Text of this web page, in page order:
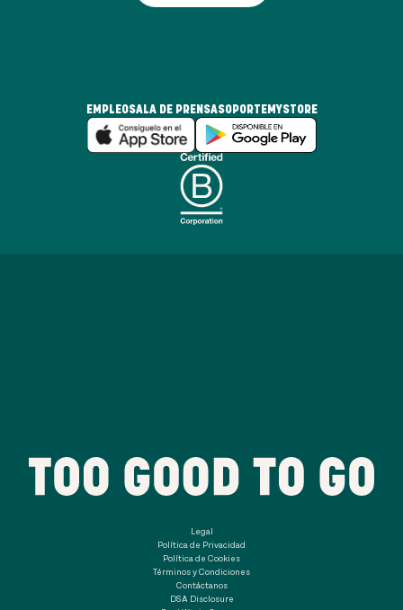
EMPLEOSALA DE PRENSA SOPORTEMYSTORE
Legal
Política de Privacidad
Política de Cookies
Términos y Condiciones
Contáctanos
DSA Disclosure